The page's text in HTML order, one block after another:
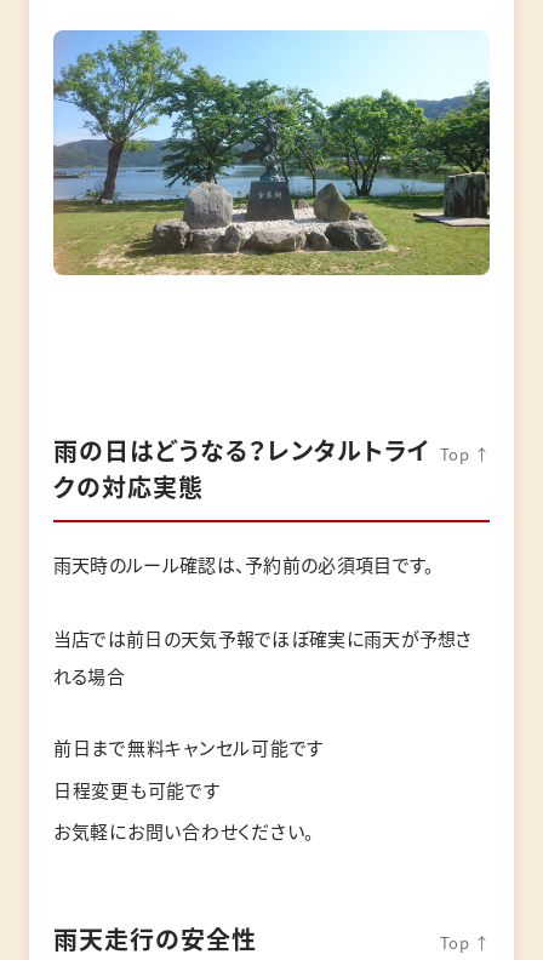
雨の日はどうなる？レンタルトライ
クの対応実態
Top ↑
雨天時のルール確認は、予約前の必須項目です。
当店では前日の天気予報でほぼ確実に雨天が予想さ
れる場合
前日まで無料キャンセル可能です
日程変更も可能です
お気軽にお問い合わせください。
雨天走行の安全性 Top ↑